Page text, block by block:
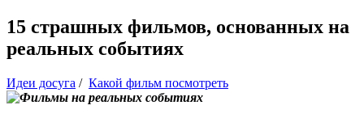
15 страшных фильмов, основанных на
реальных событиях
Идеи досуга / Какой фильм посмотреть